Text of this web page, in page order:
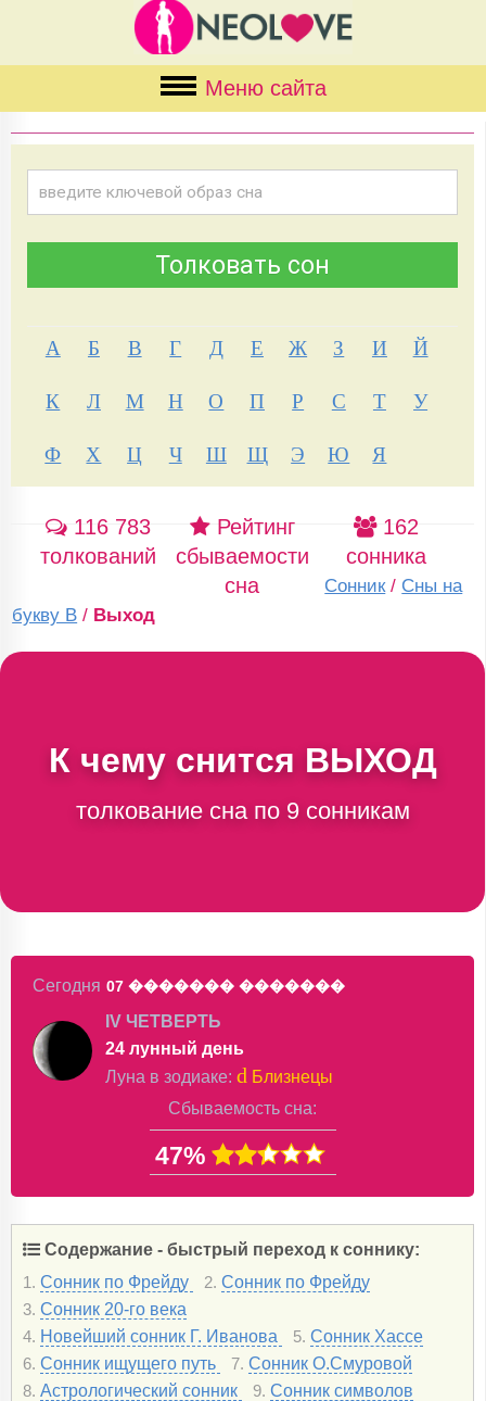
Меню сайта
А Б В Г Д Е Ж З И
Й
К
Л М Н О П Р С Т
У
Ф
Х Ц Ч Ш Щ Э Ю Я
116 783
толкований
Рейтинг
сбываемости
сна
162
сонника
Сонник / Сны на
букву В / Выход
К чему снится ВЫХОД
толкование сна по 9 сонникам
Сегодня 07 ������� �������
IV ЧЕТВЕРТЬ
24 лунный день
Луна в зодиаке: d Близнецы
Сбываемость сна:
47%
Содержание - быстрый переход к соннику:
1. Сонник по Фрейду 2. Сонник по Фрейду
3. Сонник 20-го века
4. Новейший сонник Г. Иванова 5. Сонник Хассе
6. Сонник ищущего путь 7. Сонник О.Смуровой
8. Астрологический сонник 9. Сонник символов